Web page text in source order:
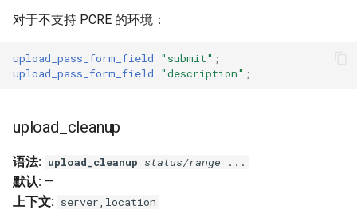
tsort
txid
upstream
对于不支持 PCRE 的环境：
upload_pass_form_field "submit" ;
upload_pass_form_field
"description" ;
upload_cleanup
语法: upload_cleanup status/range ...
默认: —
上下文: server,location